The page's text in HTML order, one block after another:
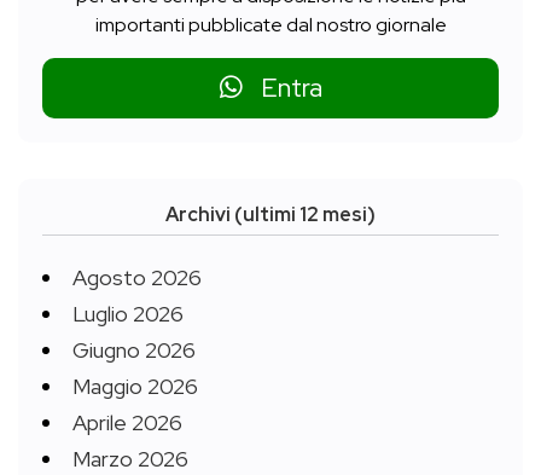
importanti pubblicate dal nostro giornale
Entra
Archivi (ultimi 12 mesi)
Agosto 2026
Luglio 2026
Giugno 2026
Maggio 2026
Aprile 2026
Marzo 2026